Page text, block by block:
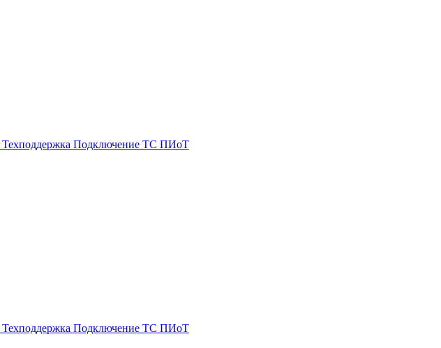
Техподдержка Подключение ТС ПИоТ
Техподдержка Подключение ТС ПИоТ